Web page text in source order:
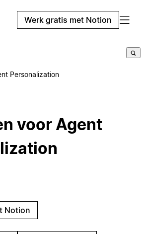
Werk gratis met Notion
Personalization
voor Agent
Notion